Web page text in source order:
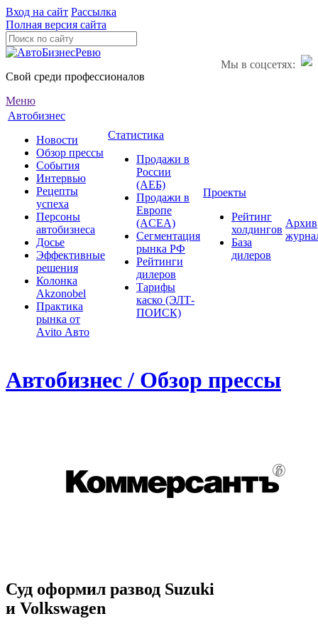
Вход на сайт Рассылка
Полная версия сайта
Мы в соцсетях:
Свой среди профессионалов
Меню
Автобизнес
Новости
Обзор прессы
События
Интервью
Рецепты
успеха
Персоны
автобизнеса
Досье
Эффективные
решения
Колонка
Akzonobel
Практика
рынка от
Аvito Авто
Статистика
Продажи в
России
(АЕБ)
Продажи в
Европе
(ACEA)
Сегментация
рынка РФ
Рейтинги
дилеров
Тарифы
каско (ЭЛТ-
ПОИСК)
Проекты
Рейтинг
холдингов
База
дилеров
Архив
Автобизнес / Обзор прессы
Суд оформил развод Suzuki
и Volkswagen